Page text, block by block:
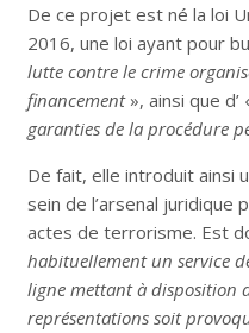
De ce projet est né la loi
2016, une loi ayant pour
lutte contre le crime
financement», ainsi que d’
garanties de la procédure
De fait, elle introduit ainsi
sein de l’arsenal juridique
actes de terrorisme. Est
habituellement un service
ligne mettant à disposition
représentations soit